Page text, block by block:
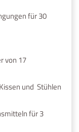
für 30
von 17
und Stühlen
für 3